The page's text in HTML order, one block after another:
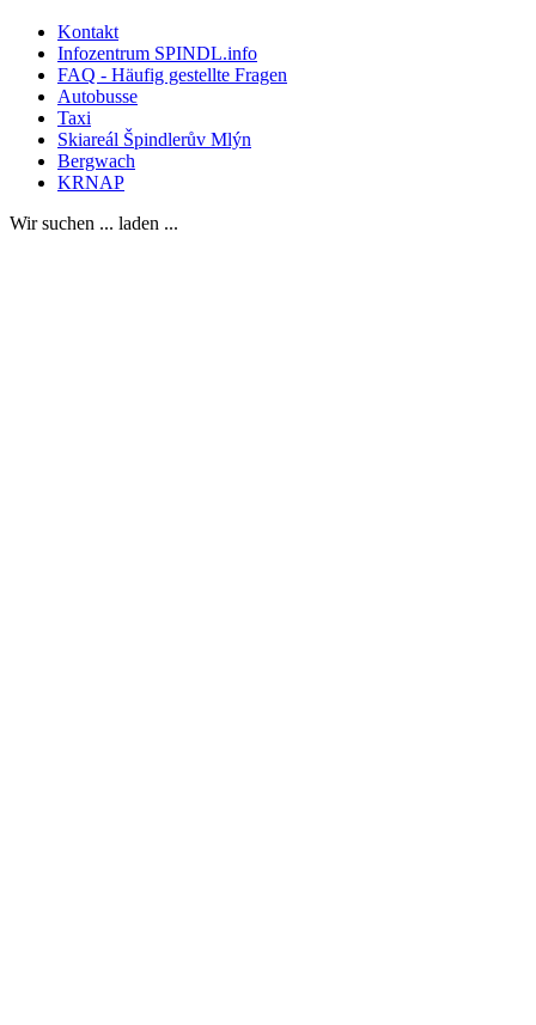
Kontakt
Infozentrum SPINDL.info
FAQ - Häufig gestellte Fragen
Autobusse
Taxi
Skiareál Špindlerův Mlýn
Bergwach
KRNAP
Wir suchen ... laden ...